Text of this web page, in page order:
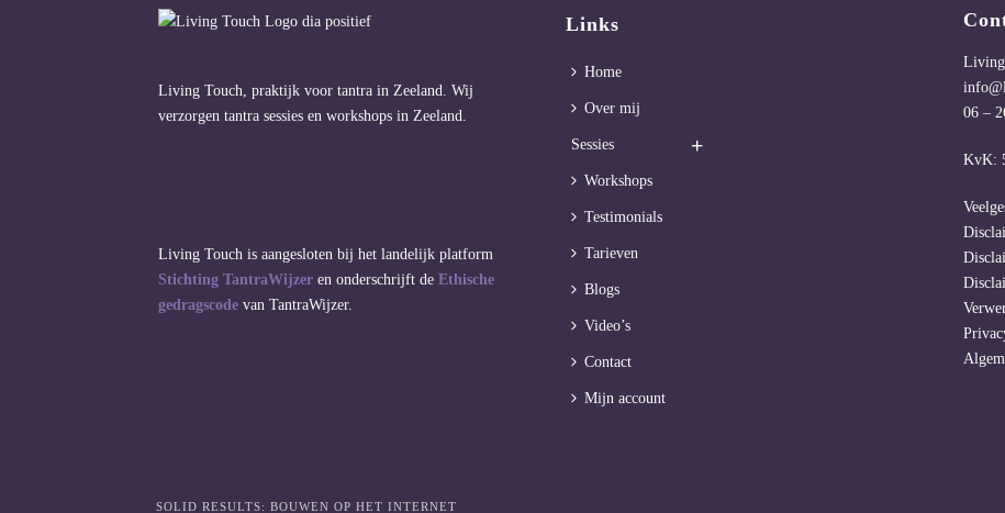
Living Touch, praktijk voor tantra in Zeeland. Wij
verzorgen tantra sessies en workshops in Zeeland.
Living Touch is aangesloten bij het landelijk platform
Stichting TantraWijzer en onderschrijft de Ethische
gedragscode van TantraWijzer.
Links
Home
Over mij
Sessies
Workshops
Testimonials
Tarieven
Blogs
Video’s
Contact
Mijn account
06 –
KvK:
SOLID RESULTS: BOUWEN OP HET INTERNET